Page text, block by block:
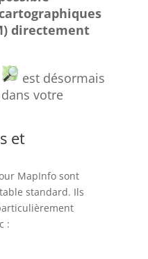
directement
est désormais
votre
et
MapInfo sont
standard. Ils
: